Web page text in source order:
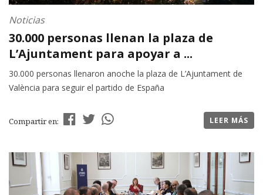
Noticias
30.000 personas llenan la plaza de
L’Ajuntament para apoyar a ...
30.000 personas llenaron anoche la plaza de L’Ajuntament de
València para seguir el partido de España
Compartir en: LEER MÁS